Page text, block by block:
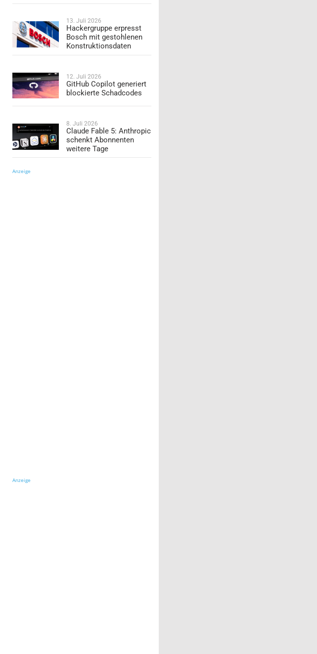
13. Juli 2026
Hackergruppe erpresst
Bosch mit gestohlenen
Konstruktionsdaten
12. Juli 2026
GitHub Copilot generiert
blockierte Schadcodes
8. Juli 2026
Claude Fable 5: Anthropic
schenkt Abonnenten
weitere Tage
Anzeige
Anzeige